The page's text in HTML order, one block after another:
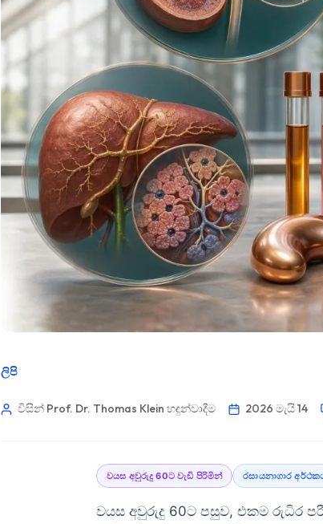
ලිපි
විසින් Prof. Dr. Thomas Klein හඳුන්වාදීම 2026 මැයි 14
වයස අවුරුදු 60ට වැඩි පිරිමින් රසායනාගාර
වයස අවුරුදු 60ට පසුව, එකම රුධිර